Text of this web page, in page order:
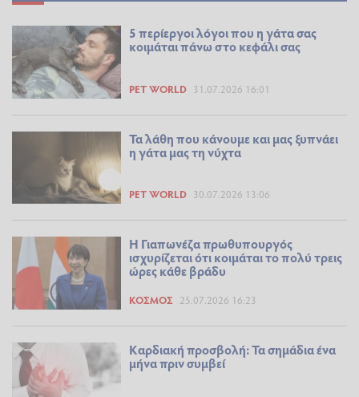
5 περίεργοι λόγοι που η γάτα σας
κοιμάται πάνω στο κεφάλι σας
PET WORLD 31.07.2026 16:01
Τα λάθη που κάνουμε και μας ξυπνάει
η γάτα μας τη νύχτα
PET WORLD 30.07.2026 13:06
Η Γιαπωνέζα πρωθυπουργός
ισχυρίζεται ότι κοιμάται το πολύ τρεις
ώρες κάθε βράδυ
ΚΌΣΜΟΣ 25.07.2026 16:23
Καρδιακή προσβολή: Τα σημάδια ένα
μήνα πριν συμβεί